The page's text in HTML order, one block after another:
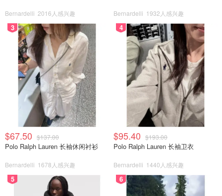
Bernardelli 2016人感兴趣 Bernardelli 1932人感兴趣
3
$67.50 $137.00
Polo Ralph Lauren 长袖休闲衬衫
Bernardelli 1678人感兴趣
4
$95.40 $193.00
Polo Ralph Lauren 长袖卫衣
Bernardelli 1440人感兴趣
5 6